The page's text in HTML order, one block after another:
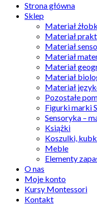
Strona główna
Sklep
Materiał
Materiał
Materiał
Materiał
Materiał
Materiał
Materiał
Pozostałe
Figurki marki
Sensoryka –
Książki
Koszulki,
Meble
Elementy
O nas
Moje konto
Kursy Montessori
Kontakt